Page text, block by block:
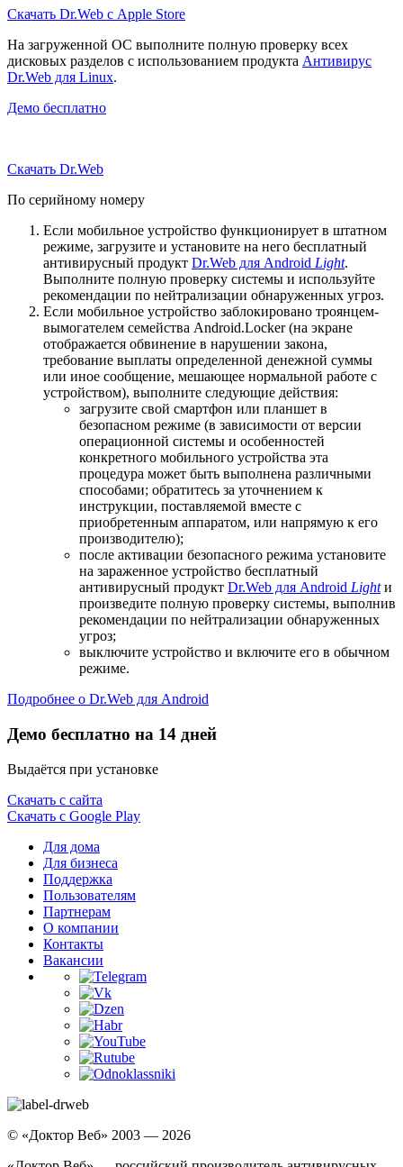
Скачать Dr.Web с Apple Store
На загруженной ОС выполните полную проверку всех
дисковых разделов с использованием продукта Антивирус
Dr.Web для Linux.
Демо бесплатно
Скачать Dr.Web
По серийному номеру
Если мобильное устройство функционирует в штатном
режиме, загрузите и установите на него бесплатный
антивирусный продукт Dr.Web для Android Light.
Выполните полную проверку системы и используйте
рекомендации по нейтрализации обнаруженных угроз.
Если мобильное устройство заблокировано троянцем-
вымогателем семейства Android.Locker (на экране
отображается обвинение в нарушении закона,
требование выплаты определенной денежной суммы
или иное сообщение, мешающее нормальной работе с
устройством), выполните следующие действия:
загрузите свой смартфон или планшет в
безопасном режиме (в зависимости от версии
операционной системы и особенностей
конкретного мобильного устройства эта
процедура может быть выполнена различными
способами; обратитесь за уточнением к
инструкции, поставляемой вместе с
приобретенным аппаратом, или напрямую к его
производителю);
после активации безопасного режима установите
на зараженное устройство бесплатный
антивирусный продукт Dr.Web для Android Lightи
произведите полную проверку системы, выполнив
рекомендации по нейтрализации обнаруженных
угроз;
выключите устройство и включите его в обычном
режиме.
Подробнее о Dr.Web для Android
Демо бесплатно на 14 дней
Выдаётся при установке
Скачать с сайта
Скачать с Google Play
Для дома
Для бизнеса
Поддержка
Пользователям
Партнерам
О компании
Контакты
Вакансии
© «Доктор Веб» 2003 — 2026